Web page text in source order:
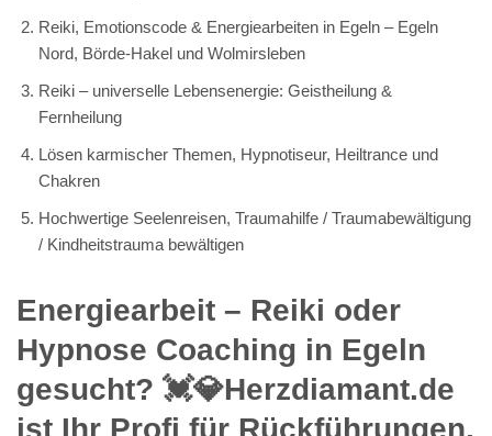
Reiki, Emotionscode & Energiearbeiten in Egeln – Egeln
Nord, Börde-Hakel und Wolmirsleben
Reiki – universelle Lebensenergie: Geistheilung &
Fernheilung
Lösen karmischer Themen, Hypnotiseur, Heiltrance und
Chakren
Hochwertige Seelenreisen, Traumahilfe / Traumabewältigung
/ Kindheitstrauma bewältigen
Energiearbeit – Reiki oder
Hypnose Coaching in Egeln
gesucht? 💓️💎Herzdiamant.de
ist Ihr Profi für Rückführungen,